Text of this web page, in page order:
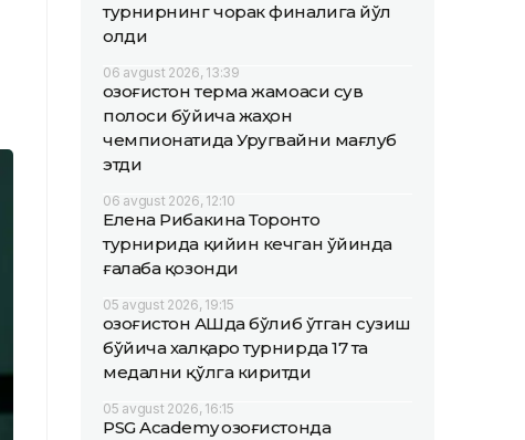
турнирнинг чорак финалига йўл
олди
06 avgust 2026, 13:39
Қозоғистон терма жамоаси сув
полоси бўйича жаҳон
чемпионатида Уругвайни мағлуб
этди
06 avgust 2026, 12:10
Елена Рибакина Торонто
турнирида қийин кечган ўйинда
ғалаба қозонди
05 avgust 2026, 19:15
Қозоғистон АҚШда бўлиб ўтган сузиш
бўйича халқаро турнирда 17 та
медални қўлга киритди
05 avgust 2026, 16:15
PSG Academy Қозоғистонда